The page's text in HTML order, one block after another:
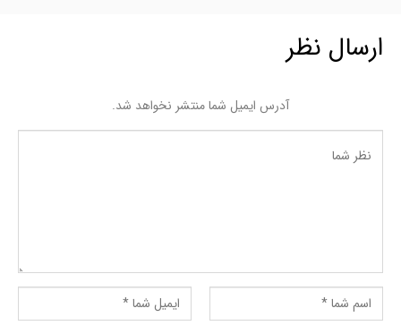
ارسال نظر
آدرس ایمیل شما منتشر نخواهد شد.